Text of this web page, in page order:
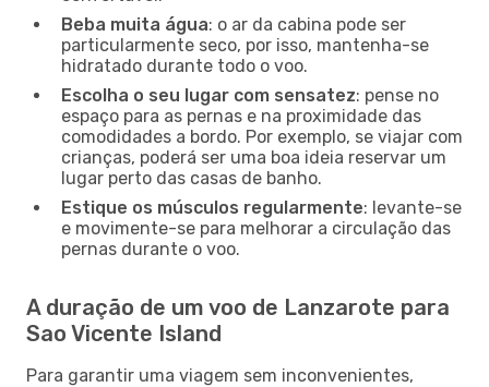
Beba muita água: o ar da cabina pode ser
particularmente seco, por isso, mantenha-se
hidratado durante todo o voo.
Escolha o seu lugar com sensatez: pense no
espaço para as pernas e na proximidade das
comodidades a bordo. Por exemplo, se viajar com
crianças, poderá ser uma boa ideia reservar um
lugar perto das casas de banho.
Estique os músculos regularmente: levante-se
e movimente-se para melhorar a circulação das
pernas durante o voo.
A duração de um voo de Lanzarote para
Sao Vicente Island
Para garantir uma viagem sem inconvenientes,